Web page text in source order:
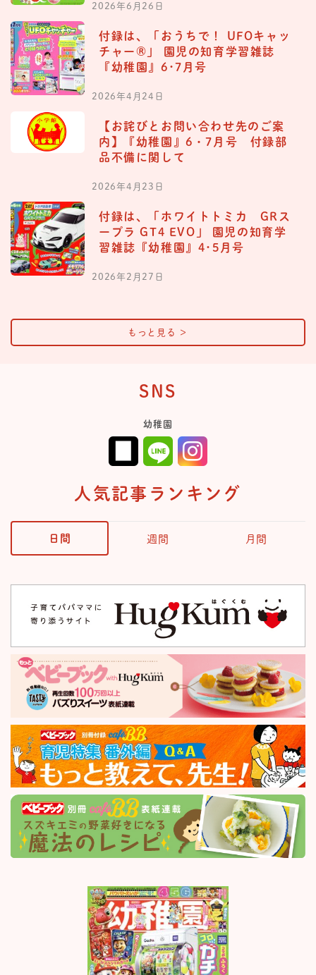
2026年6月26日
付録は、「おうちで！ UFOキャッ
チャー®︎」 園児の知育学習雑誌
『幼稚園』6･7月号
2026年4月24日
【お詫びとお問い合わせ先のご案
内】『幼稚園』6・7月号 付録部
品不備に関して
2026年4月23日
付録は、「ホワイトトミカ GRス
ープラ GT4 EVO」 園児の知育学
習雑誌『幼稚園』4･5月号
2026年2月27日
もっと見る ＞
SNS
幼稚園
人気記事ランキング
日間 週間 月間